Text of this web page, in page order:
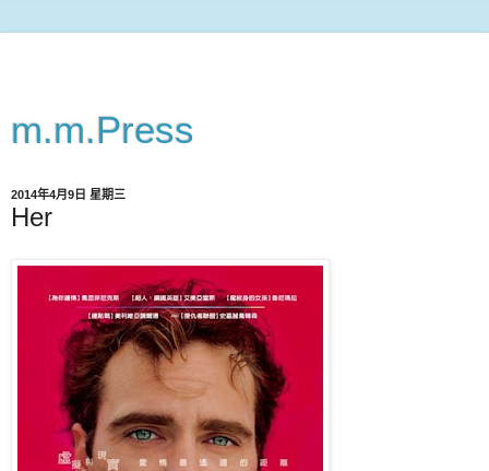
m.m.Press
2014年4月9日 星期三
Her